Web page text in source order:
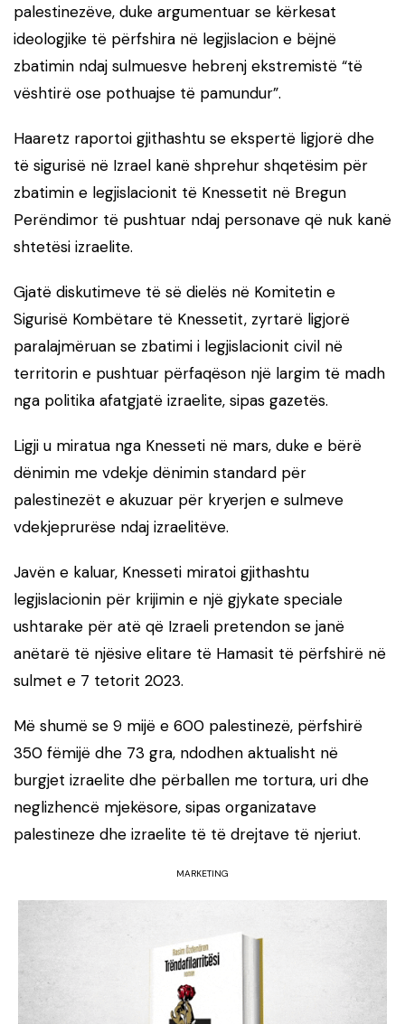
palestinezëve, duke argumentuar se kërkesat
ideologjike të përfshira në legjislacion e bëjnë
zbatimin ndaj sulmuesve hebrenj ekstremistë “të
vështirë ose pothuajse të pamundur”.
Haaretz raportoi gjithashtu se ekspertë ligjorë dhe
të sigurisë në Izrael kanë shprehur shqetësim për
zbatimin e legjislacionit të Knessetit në Bregun
Perëndimor të pushtuar ndaj personave që nuk kanë
shtetësi izraelite.
Gjatë diskutimeve të së dielës në Komitetin e
Sigurisë Kombëtare të Knessetit, zyrtarë ligjorë
paralajmëruan se zbatimi i legjislacionit civil në
territorin e pushtuar përfaqëson një largim të madh
nga politika afatgjatë izraelite, sipas gazetës.
Ligji u miratua nga Knesseti në mars, duke e bërë
dënimin me vdekje dënimin standard për
palestinezët e akuzuar për kryerjen e sulmeve
vdekjeprurëse ndaj izraelitëve.
Javën e kaluar, Knesseti miratoi gjithashtu
legjislacionin për krijimin e një gjykate speciale
ushtarake për atë që Izraeli pretendon se janë
anëtarë të njësive elitare të Hamasit të përfshirë në
sulmet e 7 tetorit 2023.
Më shumë se 9 mijë e 600 palestinezë, përfshirë
350 fëmijë dhe 73 gra, ndodhen aktualisht në
burgjet izraelite dhe përballen me tortura, uri dhe
neglizhencë mjekësore, sipas organizatave
palestineze dhe izraelite të të drejtave të njeriut.
MARKETING